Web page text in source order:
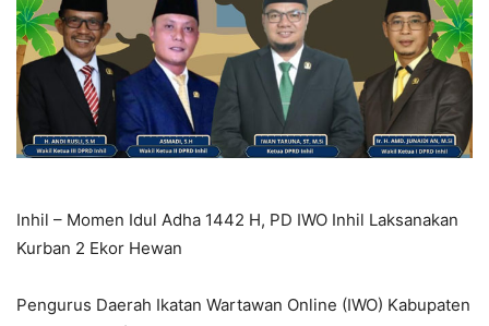
Inhil – Momen Idul Adha 1442 H, PD IWO Inhil Laksanakan
Kurban 2 Ekor Hewan
Pengurus Daerah Ikatan Wartawan Online (IWO) Kabupaten